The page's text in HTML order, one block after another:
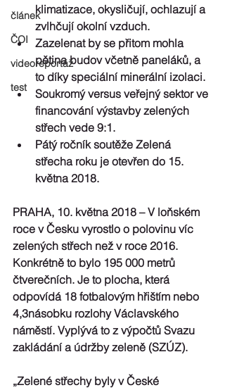
článek
ČOI
videoreportáž
test
klimatizace, okysličují, ochlazují a
zvlhčují okolní vzduch.
Zazelenat by se přitom mohla
pětina budov včetně paneláků, a
to díky speciální minerální izolaci.
Soukromý versus veřejný sektor ve
financování výstavby zelených
střech vede 9:1.
Pátý ročník soutěže Zelená
střecha roku je otevřen do 15.
května 2018.
PRAHA, 10. května 2018 – V loňském
roce v Česku vyrostlo o polovinu víc
zelených střech než v roce 2016.
Konkrétně to bylo 195 000 metrů
čtverečních. Je to plocha, která
odpovídá 18 fotbalovým hřištím nebo
4,3násobku rozlohy Václavského
náměstí. Vyplývá to z výpočtů Svazu
zakládání a údržby zeleně (SZÚZ).
„Zelené střechy byly v České